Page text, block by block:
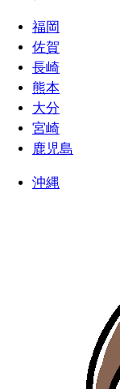
福岡
佐賀
長崎
熊本
大分
宮崎
鹿児島
沖縄